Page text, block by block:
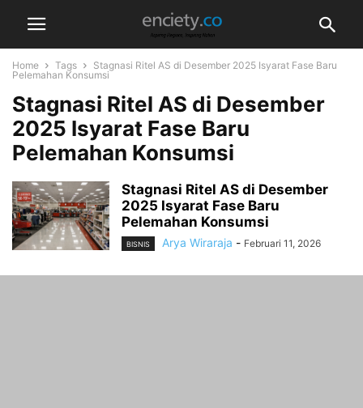
Home Tags
Stagnasi Ritel AS di Desember 2025 Isyarat Fase Baru
Pelemahan Konsumsi
Stagnasi Ritel AS di Desember
2025 Isyarat Fase Baru
Pelemahan Konsumsi
Stagnasi Ritel AS di Desember
2025 Isyarat Fase Baru
Pelemahan Konsumsi
BISNIS Arya Wiraraja - Februari 11, 2026